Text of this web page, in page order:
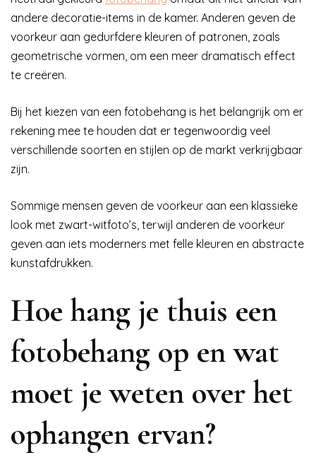
andere decoratie-items in de kamer. Anderen geven de
voorkeur aan gedurfdere kleuren of patronen, zoals
geometrische vormen, om een meer dramatisch effect
te creëren.
Bij het kiezen van een fotobehang is het belangrijk om er
rekening mee te houden dat er tegenwoordig veel
verschillende soorten en stijlen op de markt verkrijgbaar
zijn.
Sommige mensen geven de voorkeur aan een klassieke
look met zwart-witfoto’s, terwijl anderen de voorkeur
geven aan iets moderners met felle kleuren en abstracte
kunstafdrukken.
Hoe hang je thuis een
fotobehang op en wat
moet je weten over het
ophangen ervan?